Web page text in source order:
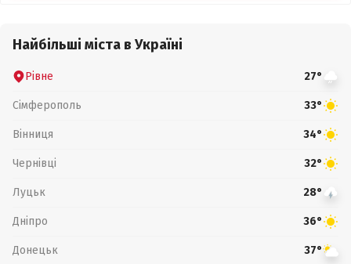
Найбільші міста в Україні
Рівне 27°
Сімферополь 33°
Вінниця 34°
Чернівці 32°
Луцьк 28°
Дніпро 36°
Донецьк 37°